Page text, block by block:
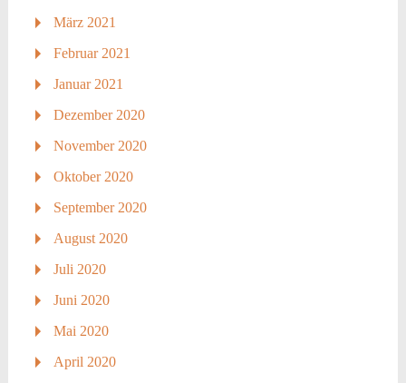
März 2021
Februar 2021
Januar 2021
Dezember 2020
November 2020
Oktober 2020
September 2020
August 2020
Juli 2020
Juni 2020
Mai 2020
April 2020